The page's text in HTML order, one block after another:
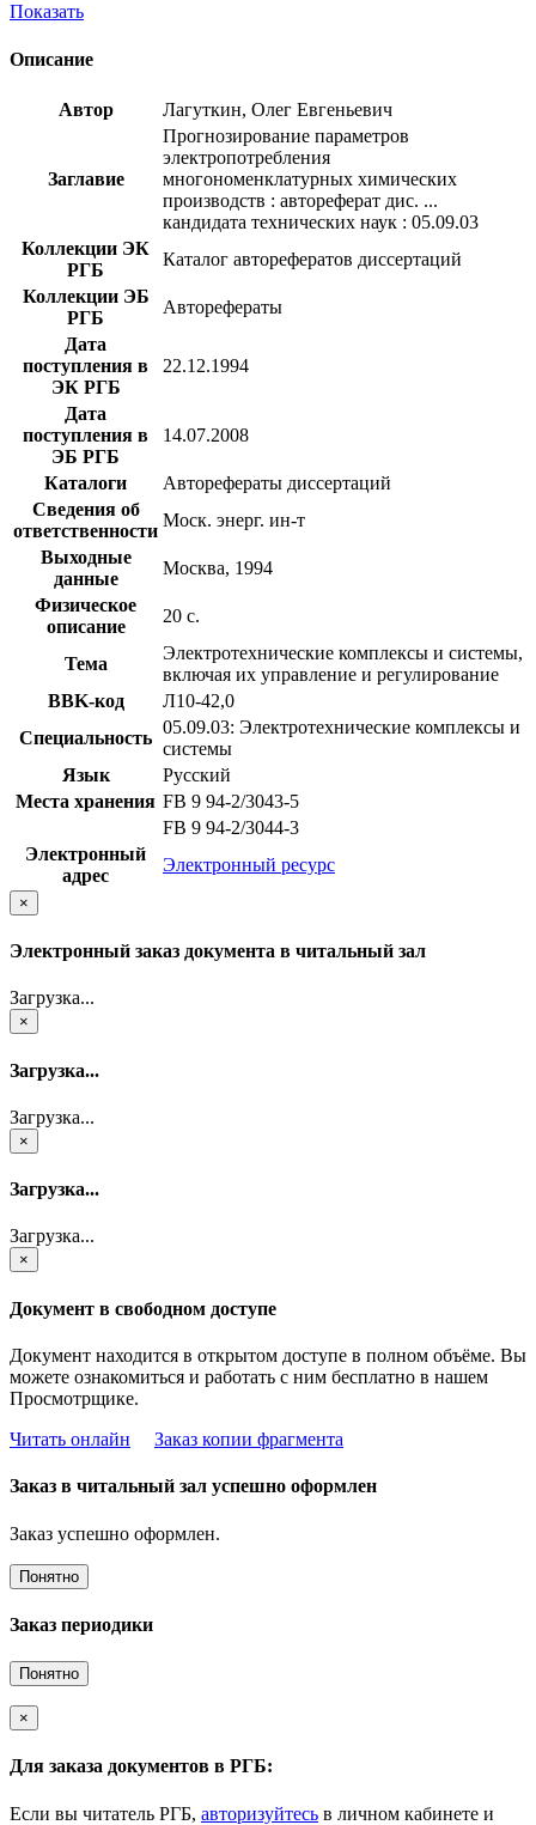
Показать
Описание
Автор Лагуткин, Олег Евгеньевич
Заглавие
Прогнозирование параметров
электропотребления
многономенклатурных химических
производств : автореферат дис. ...
кандидата технических наук : 05.09.03
Коллекции ЭК
РГБ
Каталог авторефератов диссертаций
Коллекции ЭБ
РГБ
Авторефераты
Дата
поступления в
ЭК РГБ
22.12.1994
Дата
поступления в
ЭБ РГБ
14.07.2008
Каталоги
Авторефераты диссертаций
Сведения об
ответственности
Моск. энерг. ин-т
Выходные
данные
Москва, 1994
Физическое
описание
20 с.
Тема
Электротехнические комплексы и системы,
включая их управление и регулирование
BBK-код
Л10-42,0
Специальность
05.09.03: Электротехнические комплексы и
системы
Язык
Русский
Места хранения FB 9 94-2/3043-5
FB 9 94-2/3044-3
Электронный
адрес
Электронный ресурс
×
Электронный заказ документа в читальный зал
Загрузка...
×
Загрузка...
Загрузка...
×
Загрузка...
Загрузка...
×
Документ в свободном доступе
Документ находится в открытом доступе в полном объёме. Вы
можете ознакомиться и работать с ним бесплатно в нашем
Просмотрщике.
Читать онлайн
Заказ копии фрагмента
Заказ в читальный зал успешно оформлен
Заказ успешно оформлен.
Понятно
Заказ периодики
Понятно
×
Для заказа документов в РГБ:
Если вы читатель РГБ, авторизуйтесь в личном кабинете и